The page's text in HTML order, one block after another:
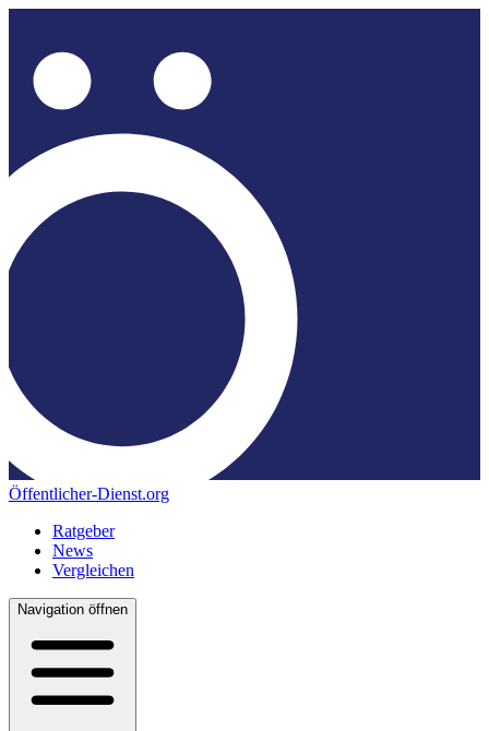
Öffentlicher-Dienst.org
Ratgeber
News
Vergleichen
Navigation öffnen